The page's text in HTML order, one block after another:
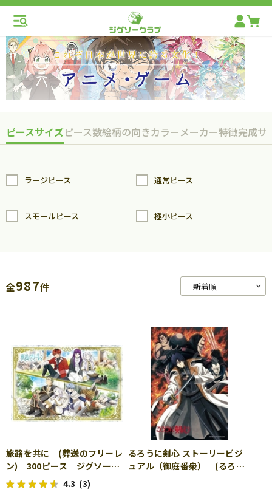
ピースサイズピース数絵柄の向きカラーメーカー特徴完成サ
ラージピース 通常ピース
スモールピース 極小ピース
全987件
旅路を共に (葬送のフリーレ
ン) 300ピース ジグソーパ
ズル EPO-28-110s
4.3 (3)
るろうに剣心 ストーリービジ
ュアル（御庭番衆） (るろう